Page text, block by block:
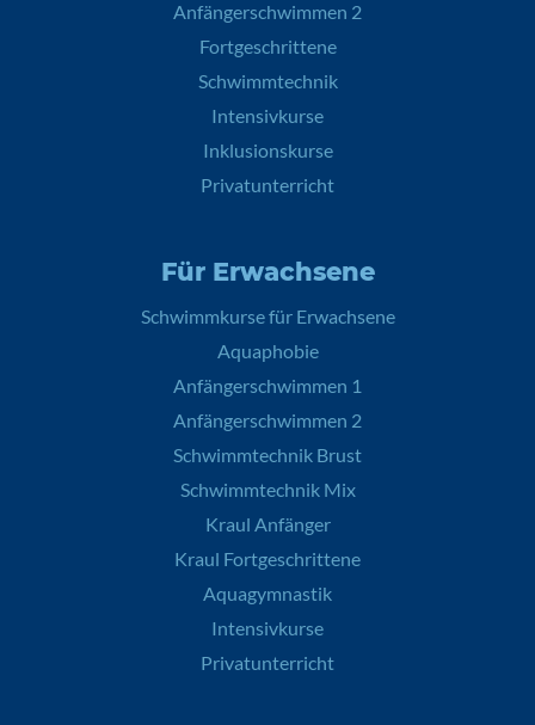
Anfängerschwimmen 2
Fortgeschrittene
Schwimmtechnik
Intensivkurse
Inklusionskurse
Privatunterricht
Für Erwachsene
Schwimmkurse für Erwachsene
Aquaphobie
Anfängerschwimmen 1
Anfängerschwimmen 2
Schwimmtechnik Brust
Schwimmtechnik Mix
Kraul Anfänger
Kraul Fortgeschrittene
Aquagymnastik
Intensivkurse
Privatunterricht